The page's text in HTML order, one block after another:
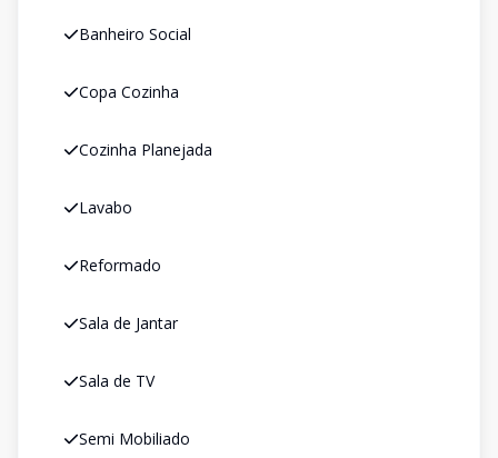
Banheiro Social
Copa Cozinha
Cozinha Planejada
Lavabo
Reformado
Sala de Jantar
Sala de TV
Semi Mobiliado